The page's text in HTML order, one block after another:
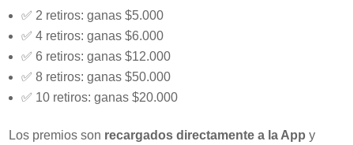
✅ 2 retiros: ganas $5.000
✅ 4 retiros: ganas $6.000
✅ 6 retiros: ganas $12.000
✅ 8 retiros: ganas $50.000
✅ 10 retiros: ganas $20.000
Los premios son recargados directamente a la App y